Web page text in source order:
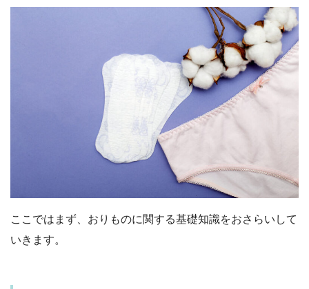
ここではまず、おりものに関する基礎知識をおさらいして
いきます。